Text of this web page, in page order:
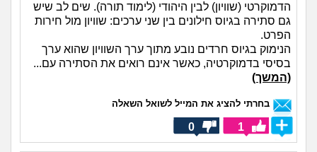
הדמוקרטי (שוויון) לבין היהודי (לימוד תורה). שים לב שיש
גם סתירה בגיוס חילונים בין שני ערכים: שוויון מול חירות
הפרט.
הנימוק בגיוס חרדים נובע מתוך ערך השוויון שהוא ערך
בסיסי בדמוקרטיה, כאשר אינם רואים את הסתירה עם...
(המשך)
בחרתי להציג את המייל לשואל השאלה
1
0